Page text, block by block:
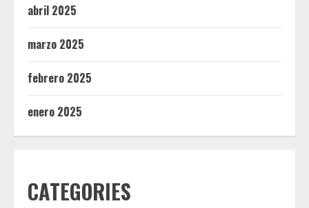
abril 2025
marzo 2025
febrero 2025
enero 2025
CATEGORIES